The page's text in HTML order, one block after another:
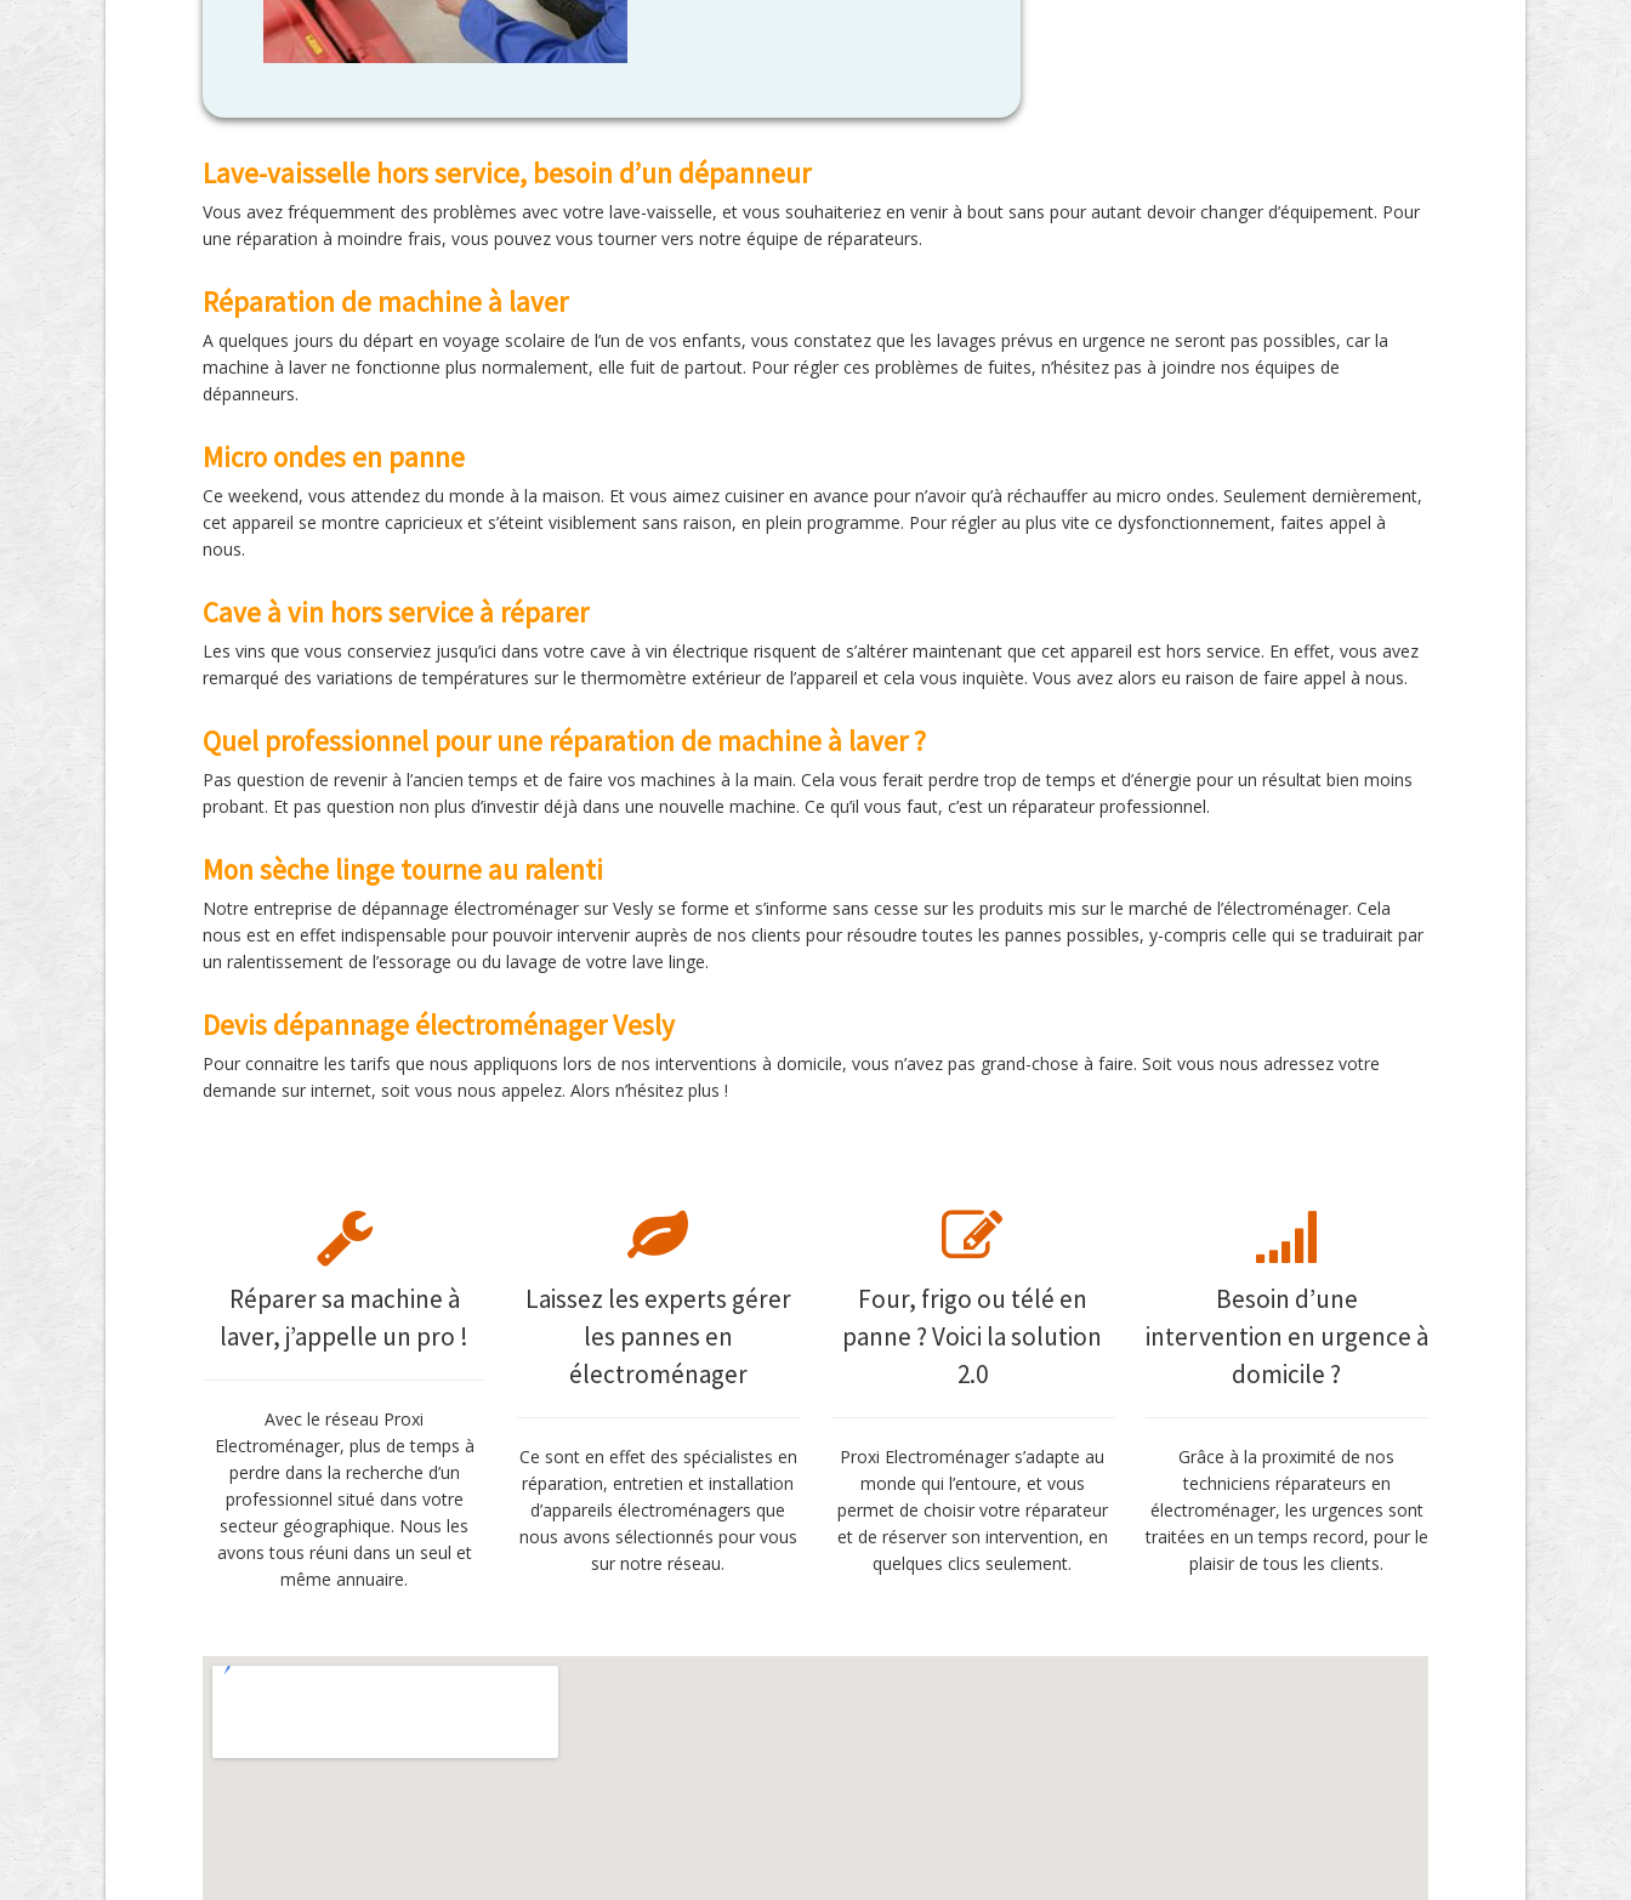
Lave-vaisselle hors service, besoin d’un dépanneur
Vous avez fréquemment des problèmes avec votre lave-vaisselle, et vous souhaiteriez en venir à bout sans pour autant devoir changer d’équipement. Pour
une réparation à moindre frais, vous pouvez vous tourner vers notre équipe de réparateurs.
Réparation de machine à laver
A quelques jours du départ en voyage scolaire de l’un de vos enfants, vous constatez que les lavages prévus en urgence ne seront pas possibles, car la
machine à laver ne fonctionne plus normalement, elle fuit de partout. Pour régler ces problèmes de fuites, n’hésitez pas à joindre nos équipes de
dépanneurs.
Micro ondes en panne
Ce weekend, vous attendez du monde à la maison. Et vous aimez cuisiner en avance pour n’avoir qu’à réchauffer au micro ondes. Seulement dernièrement,
cet appareil se montre capricieux et s’éteint visiblement sans raison, en plein programme. Pour régler au plus vite ce dysfonctionnement, faites appel à
nous.
Cave à vin hors service à réparer
Les vins que vous conserviez jusqu’ici dans votre cave à vin électrique risquent de s’altérer maintenant que cet appareil est hors service. En effet, vous avez
remarqué des variations de températures sur le thermomètre extérieur de l’appareil et cela vous inquiète. Vous avez alors eu raison de faire appel à nous.
Quel professionnel pour une réparation de machine à laver ?
Pas question de revenir à l’ancien temps et de faire vos machines à la main. Cela vous ferait perdre trop de temps et d’énergie pour un résultat bien moins
probant. Et pas question non plus d’investir déjà dans une nouvelle machine. Ce qu’il vous faut, c’est un réparateur professionnel.
Mon sèche linge tourne au ralenti
Notre entreprise de dépannage électroménager sur Vesly se forme et s’informe sans cesse sur les produits mis sur le marché de l’électroménager. Cela
nous est en effet indispensable pour pouvoir intervenir auprès de nos clients pour résoudre toutes les pannes possibles, y-compris celle qui se traduirait par
un ralentissement de l’essorage ou du lavage de votre lave linge.
Devis dépannage électroménager Vesly
Pour connaitre les tarifs que nous appliquons lors de nos interventions à domicile, vous n’avez pas grand-chose à faire. Soit vous nous adressez votre
demande sur internet, soit vous nous appelez. Alors n’hésitez plus !
Réparer sa machine à
laver, j’appelle un pro !
Avec le réseau Proxi
Electroménager, plus de temps à
perdre dans la recherche d’un
professionnel situé dans votre
secteur géographique. Nous les
avons tous réuni dans un seul et
même annuaire.
Laissez les experts gérer
les pannes en
électroménager
Ce sont en effet des spécialistes en
réparation, entretien et installation
d’appareils électroménagers que
nous avons sélectionnés pour vous
sur notre réseau.
Four, frigo ou télé en
panne ? Voici la solution
2.0
Proxi Electroménager s’adapte au
monde qui l’entoure, et vous
permet de choisir votre réparateur
et de réserver son intervention, en
quelques clics seulement.
Besoin d’une
intervention en urgence à
domicile ?
Grâce à la proximité de nos
techniciens réparateurs en
électroménager, les urgences sont
traitées en un temps record, pour le
plaisir de tous les clients.